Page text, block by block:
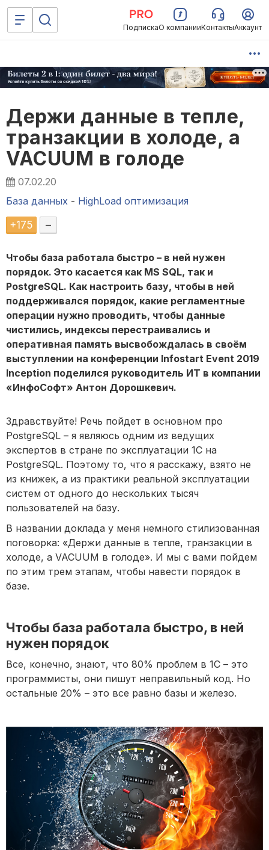
ПодпискаО компанииКонтактыАккаунт
Держи данные в тепле,
транзакции в холоде, а
VACUUM в голоде
07.02.20
База данных - HighLoad оптимизация
+175 –
Чтобы база работала быстро – в ней нужен
порядок. Это касается как MS SQL, так и
PostgreSQL. Как настроить базу, чтобы в ней
поддерживался порядок, какие регламентные
операции нужно проводить, чтобы данные
чистились, индексы перестраивались и
оперативная память высвобождалась в своём
выступлении на конференции Infostart Event 2019
Inception поделился руководитель ИТ в компании
«ИнфоСофт» Антон Дорошкевич.
Здравствуйте! Речь пойдет в основном про
PostgreSQL – я являюсь одним из ведущих
экспертов в стране по эксплуатации 1С на
PostgreSQL. Поэтому то, что я расскажу, взято не
из книжек, а из практики реальной эксплуатации
систем от одного до нескольких тысяч
пользователей на базу.
В названии доклада у меня немного стилизованная
поговорка: «Держи данные в тепле, транзакции в
холоде, а VACUUM в голоде». И мы с вами пойдем
по этим трем этапам, чтобы навести порядок в
базе.
Чтобы база работала быстро, в ней
нужен порядок
Все, конечно, знают, что 80% проблем в 1С – это
программисты, они пишут неправильный код. Но
остальные 20% – это все равно базы и железо.